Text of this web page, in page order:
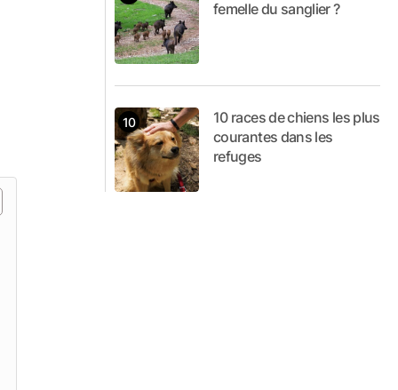
femelle du sanglier ?
10 races de chiens les plus
courantes dans les
refuges